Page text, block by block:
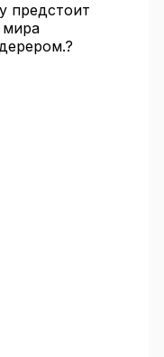
предстоит
мира